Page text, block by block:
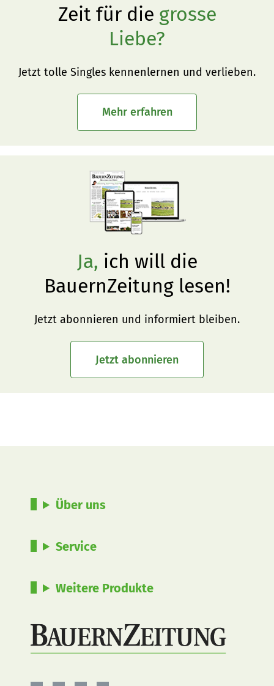
Zeit für die grosse
Liebe?
Jetzt tolle Singles kennenlernen und verlieben.
Mehr erfahren
Ja, ich will die
BauernZeitung lesen!
Jetzt abonnieren und informiert bleiben.
Jetzt abonnieren
Über uns
Service
Weitere Produkte